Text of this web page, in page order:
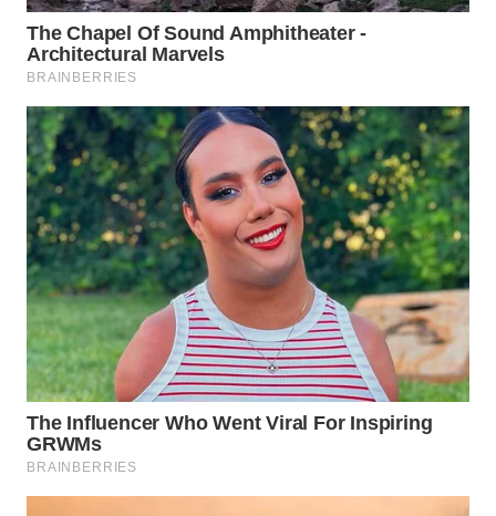
WN
PRIANGAN
TIMUR
WN
SEMARANG
WN
SOLO
WN
BOROBUDUR
WN
MADURA